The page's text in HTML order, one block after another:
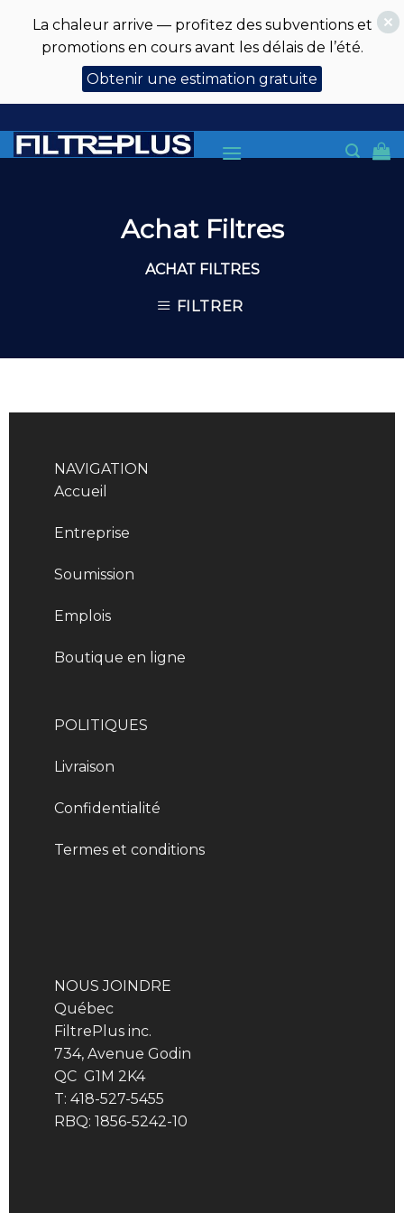
to
content
Achat Filtres
ACHAT FILTRES
FILTRER
NAVIGATION
Accueil
Entreprise
Soumission
Emplois
Boutique en ligne
POLITIQUES
Livraison
Confidentialité
Termes et conditions
NOUS JOINDRE
Québec
FiltrePlus inc.
734, Avenue Godin
QC G1M 2K4
T: 418-527-5455
RBQ: 1856-5242-10
La chaleur arrive — profitez des subventions et
promotions en cours avant les délais de l’été.
Obtenir une estimation gratuite